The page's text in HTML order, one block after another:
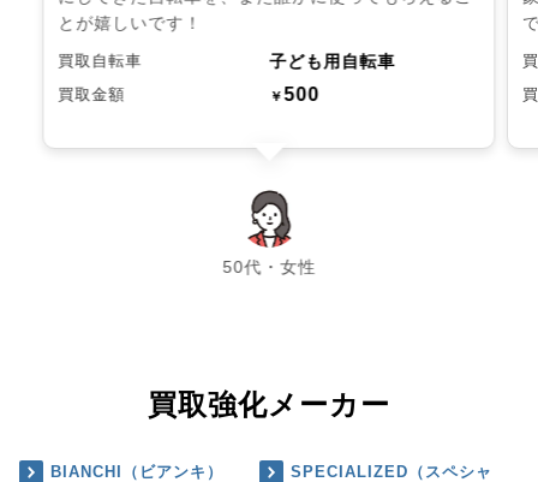
とが嬉しいです！
買取自転車 子ども用自転車
買取金額 ￥500
50代・女性
chevron_left chevron_right
買取強化メーカー
BIANCHI（ビアンキ）
SPECIALIZED（スペシャ